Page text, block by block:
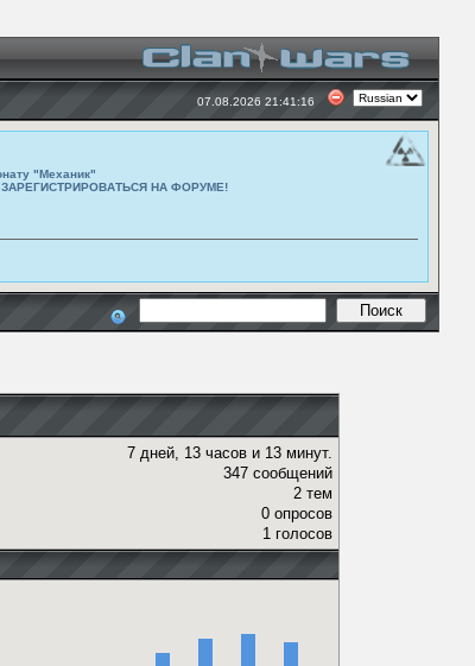
07.08.2026 21:41:16
"Механик"
НА ФОРУМЕ!
7 дней, 13 часов и 13 минут.
347 сообщений
2 тем
0 опросов
1 голосов